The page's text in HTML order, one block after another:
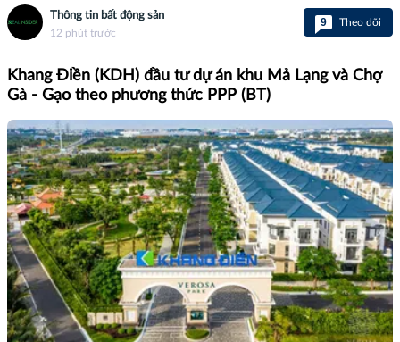
Thông tin bất động sản
12 phút trước
9 Theo dõi
Khang Điền (KDH) đầu tư dự án khu Mả Lạng và Chợ
Gà - Gạo theo phương thức PPP (BT)